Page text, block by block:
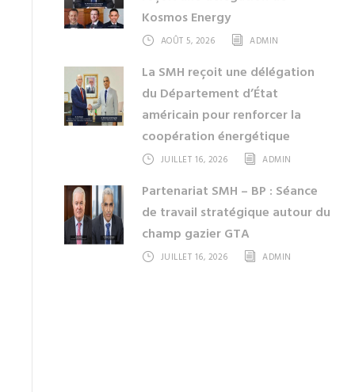
Kosmos Energy
AOÛT 5, 2026 ADMIN
La SMH reçoit une délégation
du Département d’État
américain pour renforcer la
coopération énergétique
JUILLET 16, 2026 ADMIN
Partenariat SMH – BP : Séance
de travail stratégique autour du
champ gazier GTA
JUILLET 16, 2026 ADMIN